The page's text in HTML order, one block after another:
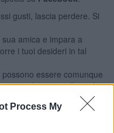
Process My
gusti, lascia perdere. Si
amica e impara a
i tuoi desideri in tal
essere comunque
ma solo su capelli, occhi,
persone del tuo stesso